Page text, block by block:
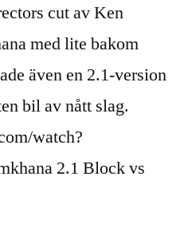
cut av Ken
med lite bakom
även en 2.1-version
bil av nått slag.
watch?
2.1 Block vs